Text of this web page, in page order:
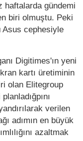
haftalarda gündemi
biri olmuştu. Peki
Asus cephesiyle
Digitimes'ın yeni
kartı üretiminin
olan Elitegroup
verilen
adımın en büyük
azaltmak